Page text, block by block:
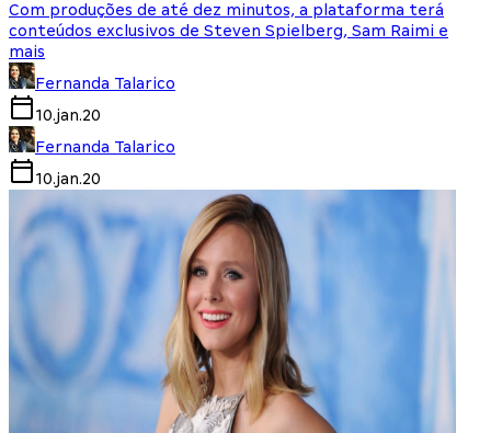
Com produções de até dez minutos, a plataforma terá
conteúdos exclusivos de Steven Spielberg, Sam Raimi e
mais
Fernanda Talarico
10.jan.20
Fernanda Talarico
10.jan.20